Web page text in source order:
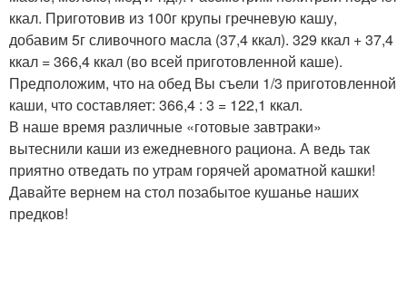
ккал. Приготовив из 100г крупы гречневую кашу,
добавим 5г сливочного масла (37,4 ккал). 329 ккал + 37,4
ккал = 366,4 ккал (во всей приготовленной каше).
Предположим, что на обед Вы съели 1/3 приготовленной
каши, что составляет: 366,4 : 3 = 122,1 ккал.
В наше время различные «готовые завтраки»
вытеснили каши из ежедневного рациона. А ведь так
приятно отведать по утрам горячей ароматной кашки!
Давайте вернем на стол позабытое кушанье наших
предков!